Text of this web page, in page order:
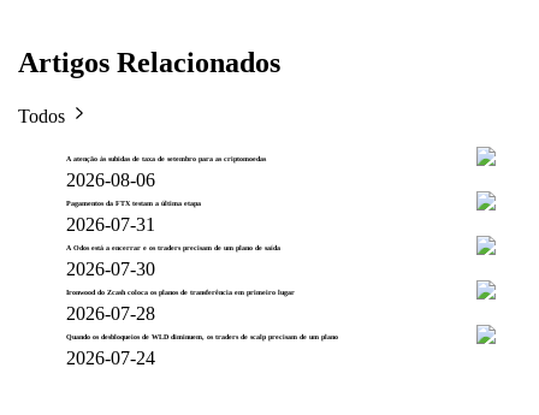
Artigos Relacionados
Todos
A atenção às subidas de taxa de setembro para as criptomoedas
2026-08-06
Pagamentos da FTX testam a última etapa
2026-07-31
A Odos está a encerrar e os traders precisam de um plano de saída
2026-07-30
Ironwood do Zcash coloca os planos de transferência em primeiro lugar
2026-07-28
Quando os desbloqueios de WLD diminuem, os traders de scalp precisam de um plano
2026-07-24